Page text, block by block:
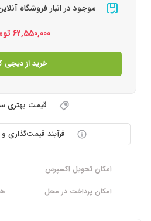
موجود در انبار فروشگاه
62,550,000
خرید از دیجی
قیمت بهتری
فرآیند قیمت‌گذاری
امکان تحویل اکسپرس
امکان پرداخت در محل